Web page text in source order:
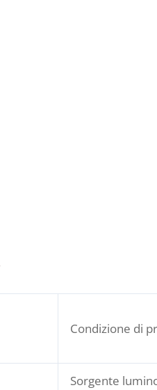
Condizione di
Sorgente